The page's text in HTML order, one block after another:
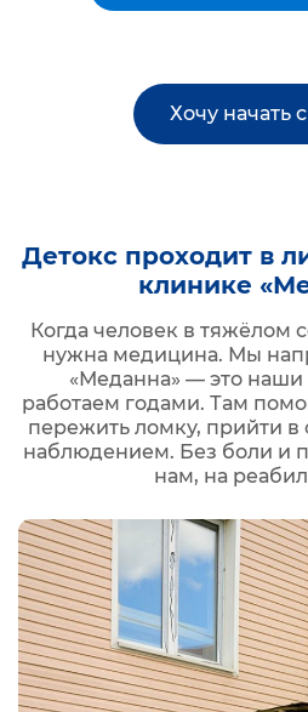
Хочу начать
Детокс проходит в
клинике
Когда человек в тяжёлом
нужна медицина. Мы
«Меданна» — это наши
работаем годами. Там
пережить ломку, прийти
наблюдением. Без боли и
нам, на